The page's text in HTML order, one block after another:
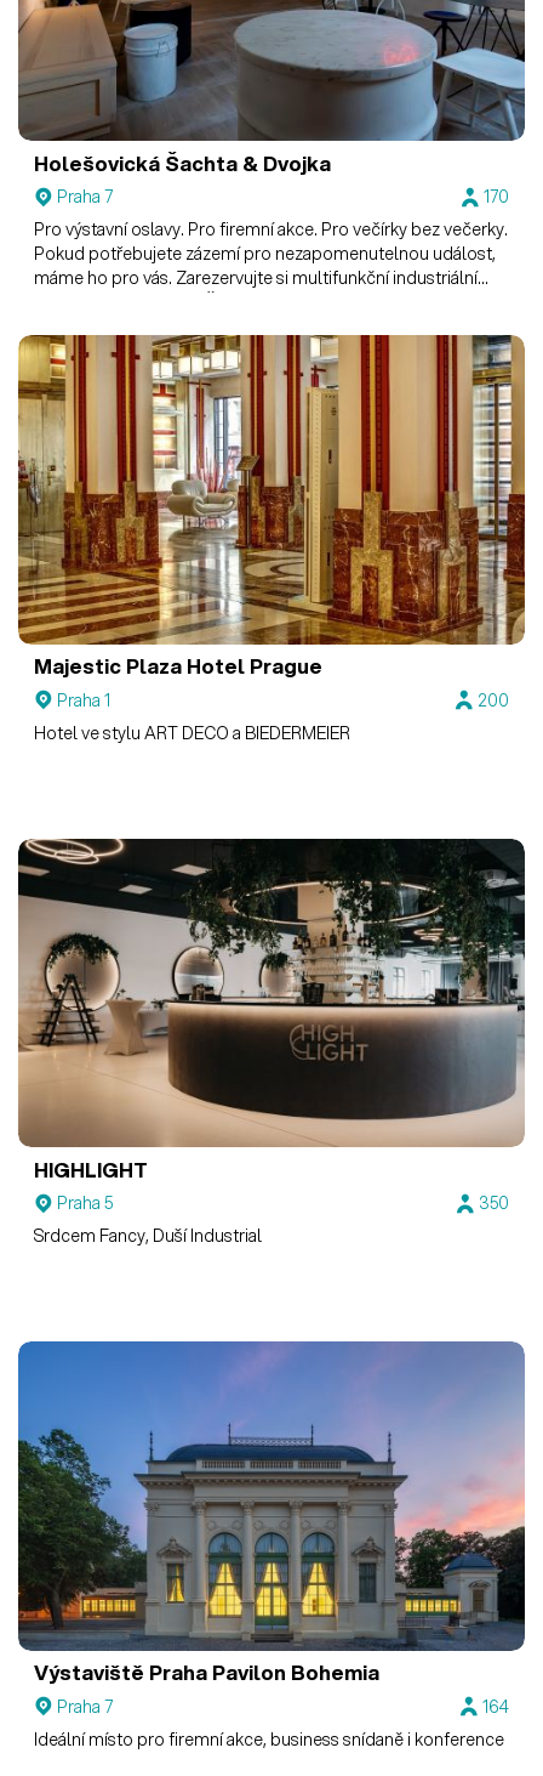
Holešovická Šachta & Dvojka
Praha 7
170
Pro výstavní oslavy. Pro firemní akce. Pro večírky bez večerky.
Pokud potřebujete zázemí pro nezapomenutelnou událost,
máme ho pro vás. Zarezervujte si multifunkční industriální
Majestic Plaza Hotel Prague
Praha 1
200
Hotel ve stylu ART DECO a BIEDERMEIER
HIGHLIGHT
Praha 5
350
Srdcem Fancy, Duší Industrial
Výstaviště Praha Pavilon Bohemia
Praha 7
164
Ideální místo pro firemní akce, business snídaně i konference